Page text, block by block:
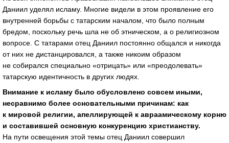
Даниил уделял исламу. Многие видели в этом проявление его
внутренней борьбы с татарским началом, что было полным
бредом, поскольку речь шла не об этническом, а о религиозном
вопросе. С татарами отец Даниил постоянно общался и никогда
от них не дистанцировался, а также никоим образом
не собирался специально «отрицать» или «преодолевать»
татарскую идентичность в других людях.
Внимание к исламу было обусловлено совсем иными,
несравнимо более основательными причинам: как
к мировой религии, апеллирующей к авраамическому корню
и составившей основную конкуренцию христианству.
На пути освещения этой темы отец Даниил совершил